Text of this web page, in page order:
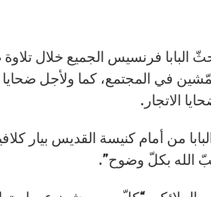
فرنسيس الجميع خلال تلاوة
في المجتمع، كما ولأجل ضحايا
الاتجار.
من أمام كنيسة القديس بيار
الله بكلّ وضوح”.